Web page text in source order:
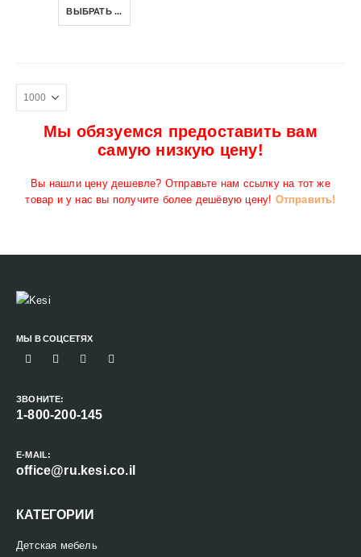
ВЫБРАТЬ ...
Мы обязуемся предоставить вам
самую низкую цену!
Вы нашли цену дешевле? Отправьте нам ссылку на тот же
товар и у нас вы получите более дешёвую цену! Отправить!
МЫ В СОЦСЕТЯХ
ЗВОНИТЕ:
1-800-200-145
E-MAIL:
office@ru.kesi.co.il
КАТЕГОРИИ
Детская мебель